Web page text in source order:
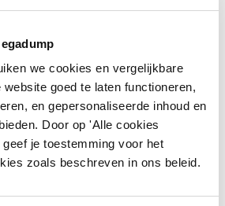
we cookies en vergelijkbare
goed te laten functioneren,
en gepersonaliseerde inhoud en
Door op 'Alle cookies
je toestemming voor het
zoals beschreven in ons beleid.